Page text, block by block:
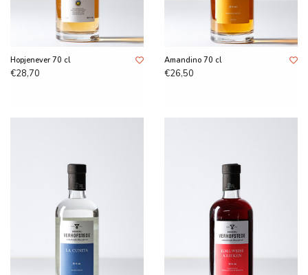
Hopjenever 70 cl
€28,70
Amandino 70 cl
€26,50